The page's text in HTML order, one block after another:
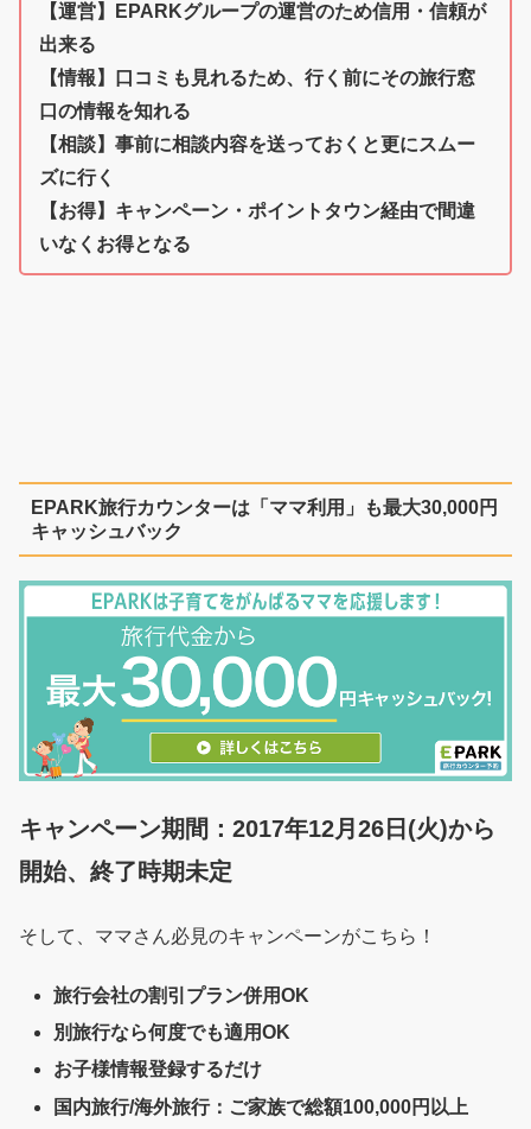
【運営】EPARKグループの運営のため信用・信頼が
出来る
【情報】口コミも見れるため、行く前にその旅行窓
口の情報を知れる
【相談】事前に相談内容を送っておくと更にスムー
ズに行く
【お得】キャンペーン・ポイントタウン経由で間違
いなくお得となる
EPARK旅行カウンターは「ママ利用」も最大30,000円
キャッシュバック
キャンペーン期間：2017年12月26日(火)から
開始、終了時期未定
そして、ママさん必見のキャンペーンがこちら！
旅行会社の割引プラン併用OK
別旅行なら何度でも適用OK
お子様情報登録するだけ
国内旅行/海外旅行：ご家族で総額100,000円以上